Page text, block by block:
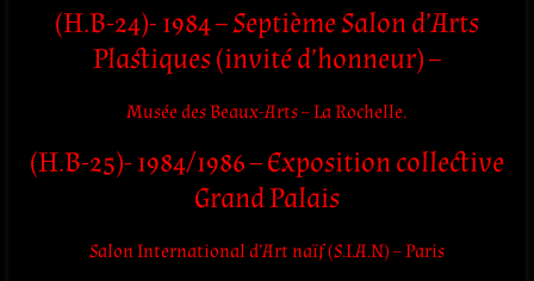
(H.B-24)- 1984 – Septième Salon d’Arts
Plastiques (invité d’honneur) –
Musée des Beaux-Arts–La Rochelle.
(H.B-25)- 1984/1986 – Exposition collective
Grand Palais
Salon International d’Art naïf (S.I.A.N) –Paris